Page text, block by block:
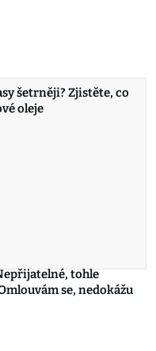
šetrněji? Zjistěte, co
oleje
tohle
se, nedokážu